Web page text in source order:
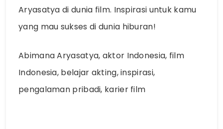
Aryasatya di dunia film. Inspirasi untuk kamu
yang mau sukses di dunia hiburan!
Abimana Aryasatya, aktor Indonesia, film
Indonesia, belajar akting, inspirasi,
pengalaman pribadi, karier film